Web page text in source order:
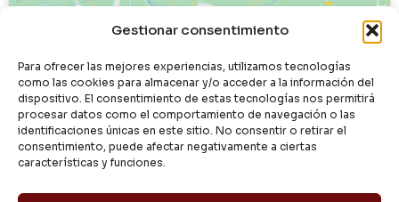
Gestionar consentimiento
Para ofrecer las mejores experiencias, utilizamos tecnologías
como las cookies para almacenar y/o acceder a la información del
dispositivo. El consentimiento de estas tecnologías nos permitirá
procesar datos como el comportamiento de navegación o las
identificaciones únicas en este sitio. No consentir o retirar el
consentimiento, puede afectar negativamente a ciertas
características y funciones.
Haz clic para aceptar cookies de